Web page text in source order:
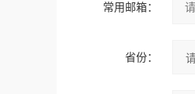
常用邮箱：
省份：